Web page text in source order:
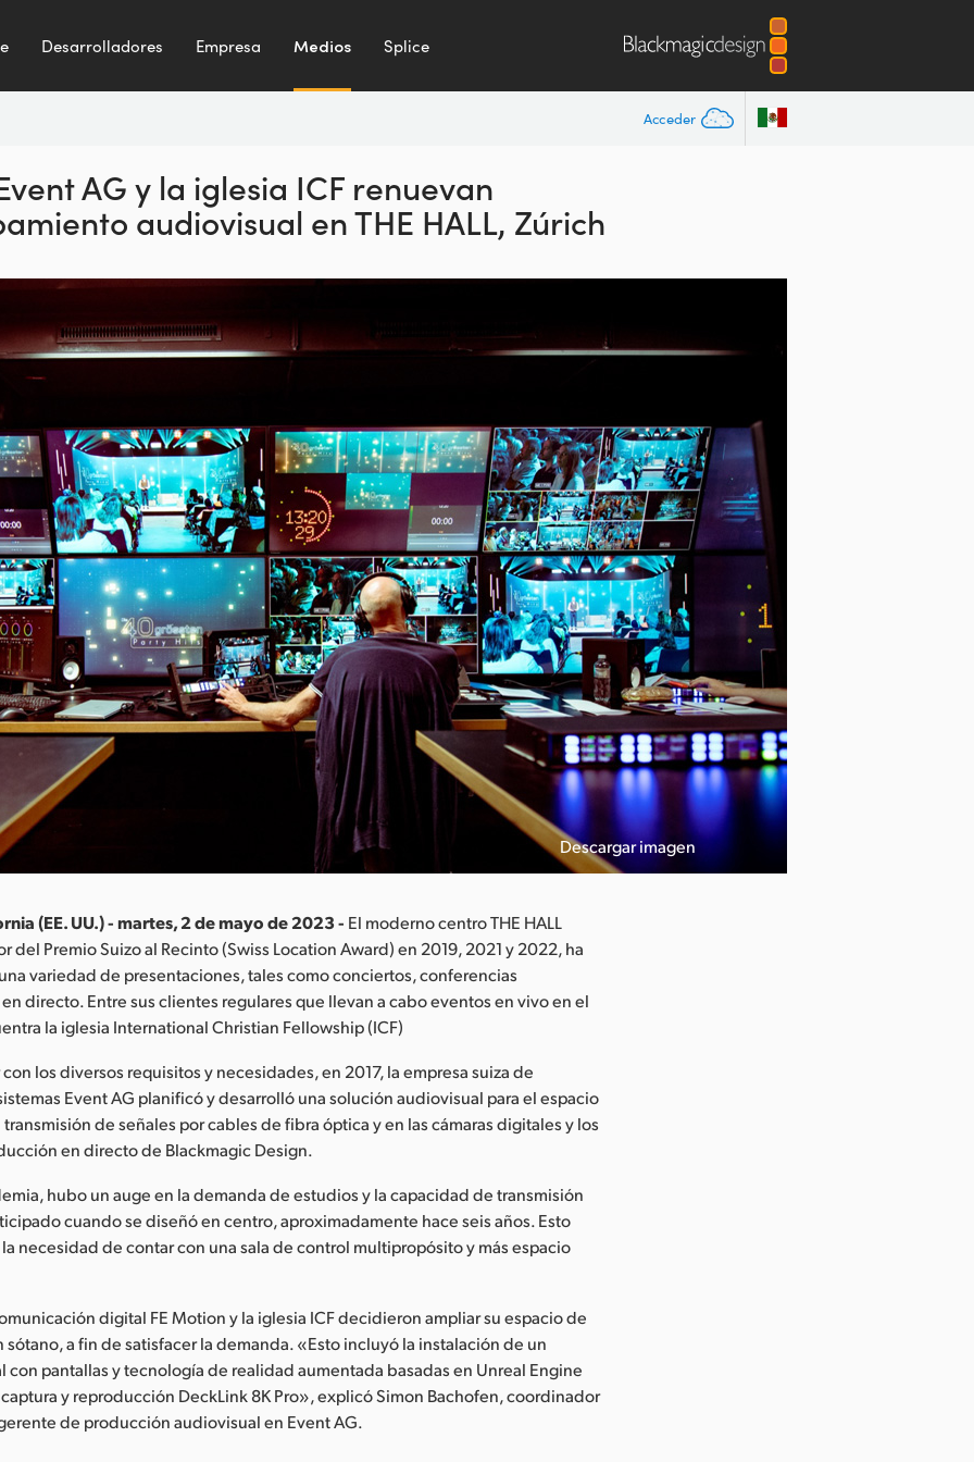
Desarrolladores Empresa Medios Splice
Acceder
AG y la iglesia ICF renuevan
audiovisual en THE HALL, Zúrich
Descargar imagen
(EE. UU.) - martes, 2 de mayo de 2023 - El moderno centro THE HALL
del Premio Suizo al Recinto (Swiss Location Award) en 2019, 2021 y 2022, ha
variedad de presentaciones, tales como conciertos, conferencias
directo. Entre sus clientes regulares que llevan a cabo eventos en vivo en el
la iglesia International Christian Fellowship (ICF)
los diversos requisitos y necesidades, en 2017, la empresa suiza de
Event AG planificó y desarrolló una solución audiovisual para el espacio
de señales por cables de fibra óptica y en las cámaras digitales y los
en directo de Blackmagic Design.
hubo un auge en la demanda de estudios y la capacidad de transmisión
cuando se diseñó en centro, aproximadamente hace seis años. Esto
necesidad de contar con una sala de control multipropósito y más espacio
digital FE Motion y la iglesia ICF decidieron ampliar su espacio de
sótano, a fin de satisfacer la demanda. «Esto incluyó la instalación de un
con pantallas y tecnología de realidad aumentada basadas en Unreal Engine
y reproducción DeckLink 8K Pro», explicó Simon Bachofen, coordinador
de producción audiovisual en Event AG.